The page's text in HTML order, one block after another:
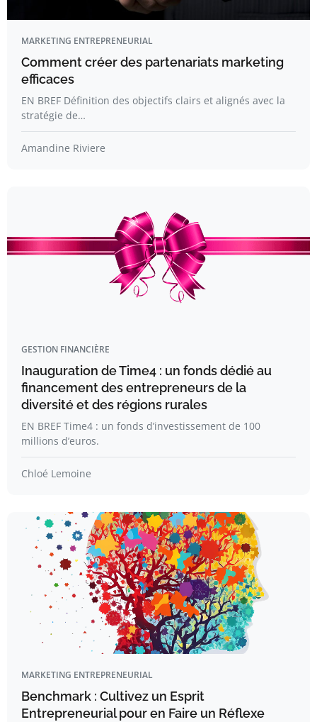
MARKETING ENTREPRENEURIAL
Comment créer des partenariats marketing
efficaces
EN BREF Définition des objectifs clairs et alignés avec la
stratégie de…
Amandine Riviere
GESTION FINANCIÈRE
Inauguration de Time4 : un fonds dédié au
financement des entrepreneurs de la
diversité et des régions rurales
EN BREF Time4 : un fonds d’investissement de 100
millions d’euros.
Chloé Lemoine
MARKETING ENTREPRENEURIAL
Benchmark : Cultivez un Esprit
Entrepreneurial pour en Faire un Réflexe